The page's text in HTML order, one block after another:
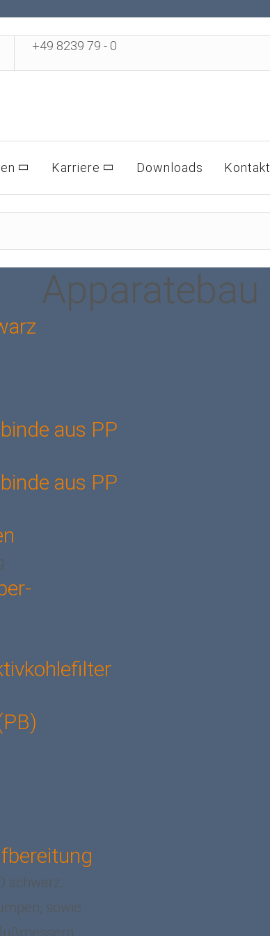
+49 8239 79 - 0
Karriere Downloads Kontakt
Apparatebau
aus PP
aus PP
schwarz,
sowie